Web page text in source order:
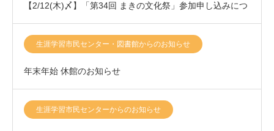
【2/12(木)〆】「第34回 まきの文化祭」参加申し込みにつ
きまして
生涯学習市民センター・図書館からのお知らせ
年末年始 休館のお知らせ
生涯学習市民センターからのお知らせ